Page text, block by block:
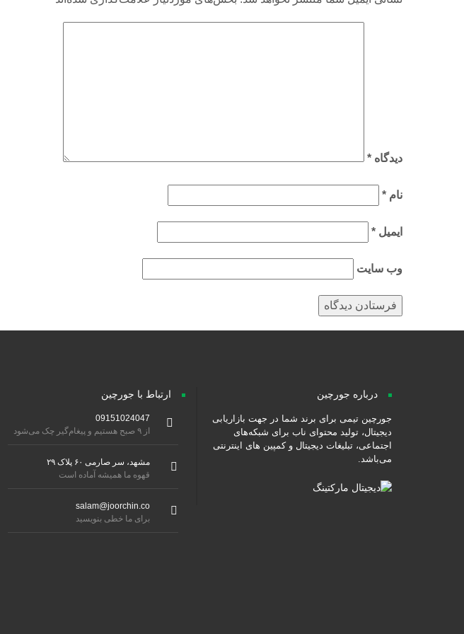
دیدگاه *
نام *
ایمیل *
وب‌ سایت
درباره جورچین
جورچین تیمی برای برند شما در جهت بازاریابی
دیجیتال، تولید محتوای ناب برای شبکه‌های
اجتماعی، تبلیغات دیجیتال و کمپین های اینترنتی
می‌باشد.
ارتباط با جورچین
09151024047
از ۹ صبح هستیم و پیغام‌گیر چک می‌شود
مشهد، سر صارمی ۶۰ پلاک ۲۹
قهوه ما همیشه آماده است
salam@joorchin.co
برای ما خطی بنویسید